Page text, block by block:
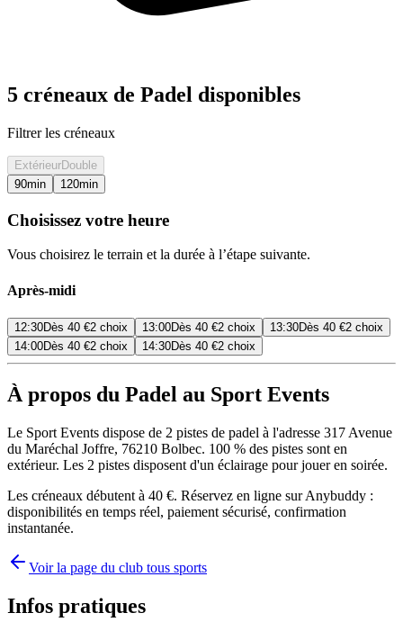
5 créneaux de Padel disponibles
Filtrer les créneaux
ExtérieurDouble
90min 120min
Choisissez votre heure
Vous choisirez le terrain et la durée à l’étape suivante.
Après-midi
12:30Dès 40 €2 choix 13:00Dès 40 €2 choix 13:30Dès 40 €2 choix
14:00Dès 40 €2 choix 14:30Dès 40 €2 choix
À propos du Padel au Sport Events
Le Sport Events dispose de 2 pistes de padel à l'adresse 317 Avenue
du Maréchal Joffre, 76210 Bolbec. 100 % des pistes sont en
extérieur. Les 2 pistes disposent d'un éclairage pour jouer en soirée.
Les créneaux débutent à 40 €. Réservez en ligne sur Anybuddy :
disponibilités en temps réel, paiement sécurisé, confirmation
instantanée.
Voir la page du club tous sports
Infos pratiques